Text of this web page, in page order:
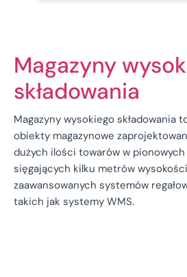
Magazyny
składowania
Magazyny wysokiego składowania
obiekty magazynowe
dużych ilości towarów w pionowych
sięgających kilku metrów
zaawansowanych systemów
takich jak systemy WMS.